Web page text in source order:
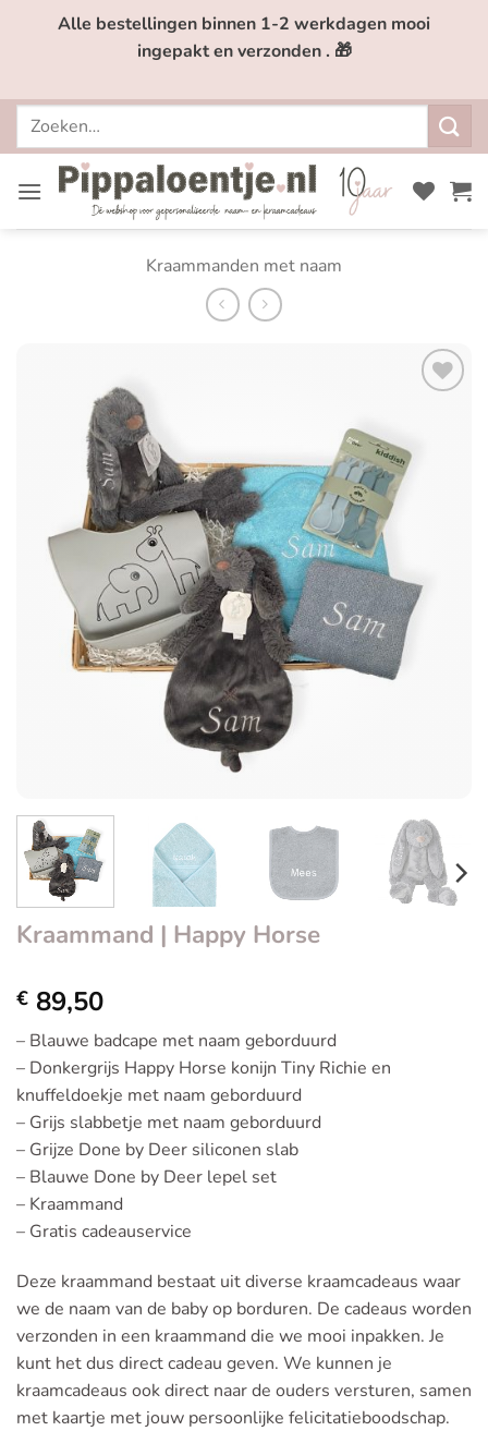
Alle bestellingen binnen 1-2 werkdagen mooi
ingepakt en verzonden . 🎁
Zoeken
Kraammanden met naam
verlanglijst
Kraammand | Happy Horse
€ 89,50
– Blauwe badcape met naam geborduurd
– Donkergrijs Happy Horse konijn Tiny Richie en
knuffeldoekje met naam geborduurd
– Grijs slabbetje met naam geborduurd
– Grijze Done by Deer siliconen slab
– Blauwe Done by Deer lepel set
– Kraammand
– Gratis cadeauservice
Deze kraammand bestaat uit diverse kraamcadeaus waar
we de naam van de baby op borduren. De cadeaus worden
verzonden in een kraammand die we mooi inpakken. Je
kunt het dus direct cadeau geven. We kunnen je
kraamcadeaus ook direct naar de ouders versturen, samen
met kaartje met jouw persoonlijke felicitatieboodschap.